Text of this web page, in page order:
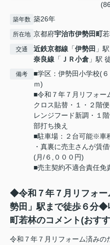
築年数 築26年
所在地 京都府宇治市伊勢田町
交通 近鉄京都線 「伊勢田 」
奈良線 「 ＪＲ小倉 」駅
備考
■学区：伊勢田小学校(
ｍ)
■令和７年７月リフォ
クロス貼替・１・２階
レンジフード新調・１
部打ち換え
■駐車場：２台可能※車
・真裏に売主さんが賃
(月/６,０００円)
■売主契約不適合責任免
◆令和７年７月リフォ
勢田」駅まで徒歩６分
町若林のコメント(おす
令和７年７月リフォーム済み